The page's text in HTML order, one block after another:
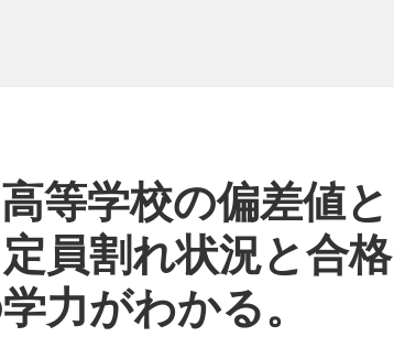
等学校の偏差値と
員割れ状況と合格
力がわかる。